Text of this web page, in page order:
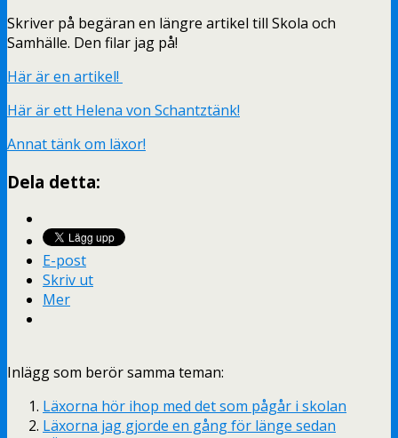
Skriver på begäran en längre artikel till Skola och
Samhälle. Den filar jag på!
Här är en artikel!
Här är ett Helena von Schantztänk!
Annat tänk om läxor!
Dela detta:
E-post
Skriv ut
Mer
Inlägg som berör samma teman:
Läxorna hör ihop med det som pågår i skolan
Läxorna jag gjorde en gång för länge sedan